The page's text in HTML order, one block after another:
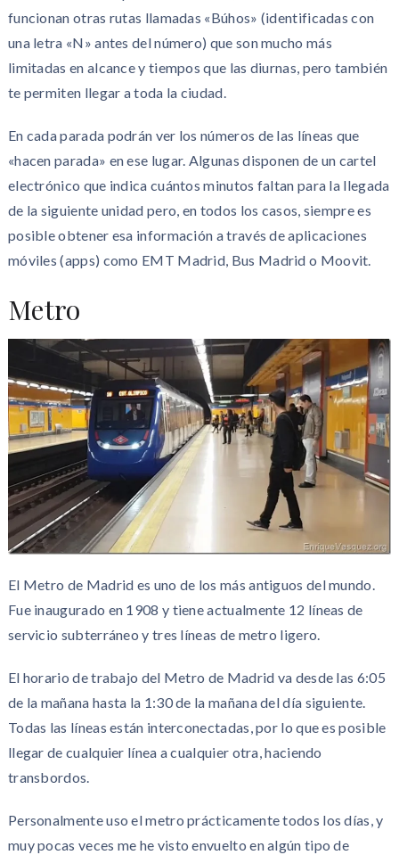
funcionan otras rutas llamadas «Búhos» (identificadas con
una letra «N» antes del número) que son mucho más
limitadas en alcance y tiempos que las diurnas, pero también
te permiten llegar a toda la ciudad.
En cada parada podrán ver los números de las líneas que
«hacen parada» en ese lugar. Algunas disponen de un cartel
electrónico que indica cuántos minutos faltan para la llegada
de la siguiente unidad pero, en todos los casos, siempre es
posible obtener esa información a través de aplicaciones
móviles (apps) como EMT Madrid, Bus Madrid o Moovit.
Metro
El Metro de Madrid es uno de los más antiguos del mundo.
Fue inaugurado en 1908 y tiene actualmente 12 líneas de
servicio subterráneo y tres líneas de metro ligero.
El horario de trabajo del Metro de Madrid va desde las 6:05
de la mañana hasta la 1:30 de la mañana del día siguiente.
Todas las líneas están interconectadas, por lo que es posible
llegar de cualquier línea a cualquier otra, haciendo
transbordos.
Personalmente uso el metro prácticamente todos los días, y
muy pocas veces me he visto envuelto en algún tipo de